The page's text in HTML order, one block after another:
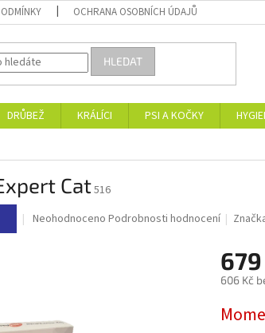
OCHRANA OSOBNÍCH ÚDAJŮ
HLEDAT
DRŮBEŽ KRÁLÍCI PSI A KOČKY
Cat516
Průměrné
hvězdiček.
Neohodnoceno Podrobnosti hodnocení
606 Kč
cena: